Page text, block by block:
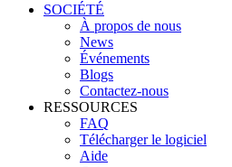
SOCIÉTÉ
À propos de nous
News
Événements
Blogs
Contactez-nous
RESSOURCES
FAQ
Télécharger le logiciel
Aide